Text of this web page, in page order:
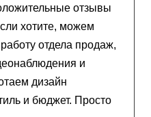
отзывы
хотите, можем
отдела продаж,
и
дизайн
и бюджет. Просто